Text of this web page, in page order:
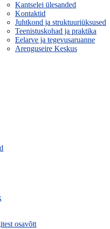
Kantselei ülesanded
Kontaktid
Juhtkond ja struktuuriüksused
Teenistuskohad ja praktika
Eelarve ja tegevusaruanne
Arenguseire Keskus
osavõtt